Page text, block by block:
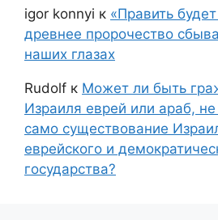
igor konnyi к «Править
древнее пророчество
наших глазах
Rudolf к Может ли быть
Израиля еврей или араб,
само существование
еврейского и
государства?